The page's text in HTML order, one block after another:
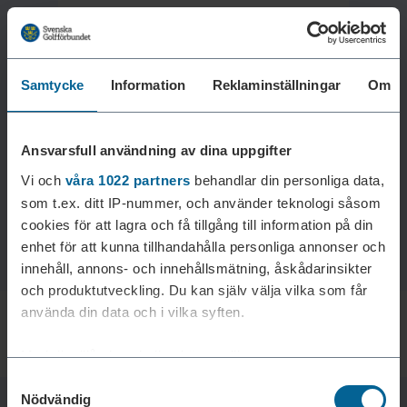
Samtycke Information Reklaminställningar Om
Ansvarsfull användning av dina uppgifter
Vi och våra 1022 partners behandlar din personliga data,
som t.ex. ditt IP-nummer, och använder teknologi såsom
cookies för att lagra och få tillgång till information på din
enhet för att kunna tillhandahålla personliga annonser och
innehåll, annons- och innehållsmätning, åskådarinsikter
och produktutveckling. Du kan själv välja vilka som får
använda din data och i vilka syften.
Med din tillåtelse skulle vi även vilja:
kan ha en noggrannhet på upp till flera meter
Nödvändig
Laddar reklam...